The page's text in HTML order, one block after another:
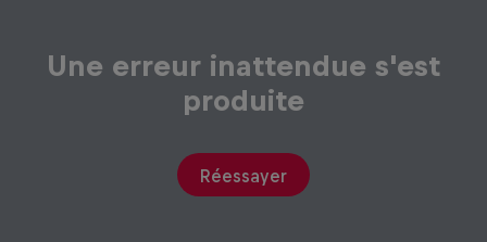
Une erreur inattendue s'est
produite
Réessayer